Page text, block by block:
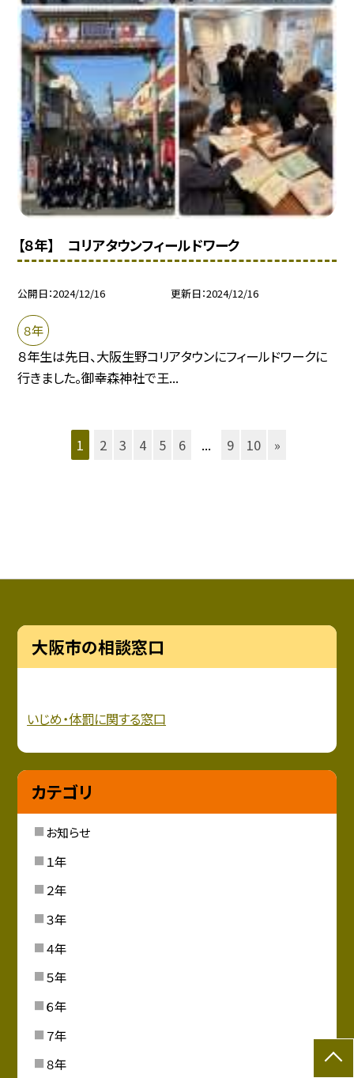
【８年】 コリアタウンフィールドワーク
公開日 2024/12/16 更新日 2024/12/16
８年
８年生は先日、大阪生野コリアタウンにフィールドワークに
行きました。御幸森神社で王...
1 2 3 4 5 6 ... 9 10 »
大阪市の相談窓口
いじめ・体罰に関する窓口
カテゴリ
お知らせ
１年
２年
３年
４年
５年
６年
７年
８年